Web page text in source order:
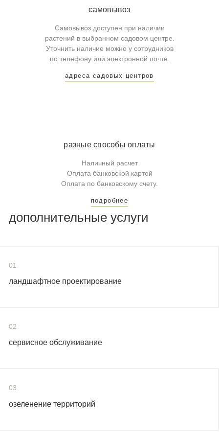
самовывоз
Самовывоз доступен при наличии
растений в выбранном садовом центре.
Уточнить наличие можно у сотрудников
по телефону или электронной почте.
адреса садовых центров
разные способы оплаты
Наличный расчет
Оплата банковской картой
Оплата по банковскому счету.
подробнее
дополнительные услуги
01
ландшафтное проектирование
02
сервисное обслуживание
03
озеленение территорий